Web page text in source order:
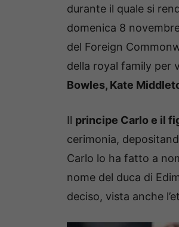
durante il quale si
domenica 8
del Foreign
della royal family per
Bowles, Kate
Il principe Carlo e il
cerimonia,
Carlo lo ha fatto a
nome del duca di
deciso, vista anche